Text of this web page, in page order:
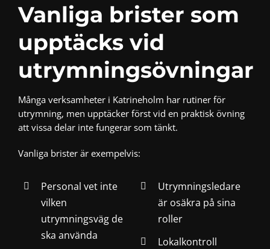
Vanliga brister som
upptäcks vid
utrymningsövningar
Många verksamheter i Katrineholm har rutiner för
utrymning, men upptäcker först vid en praktisk övning
att vissa delar inte fungerar som tänkt.
Vanliga brister är exempelvis:
Personal vet inte
vilken
utrymningsväg de
ska använda
Utrymningsledare
är osäkra på sina
roller
Lokalkontroll